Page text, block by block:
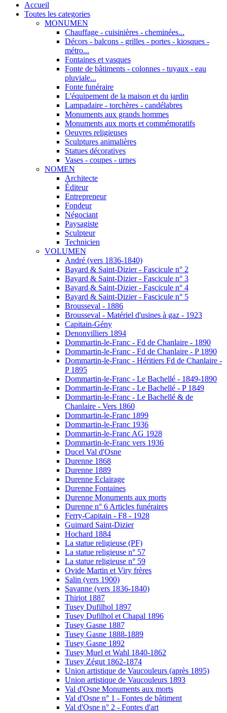
Accueil
Toutes les categories
MONUMEN
Chauffage - cuisinières - cheminées...
Décors - balcons - grilles - portes - kiosques -
métro...
Fontaines et vasques
Fonte de bâtiments - colonnes - tuyaux - eau
pluviale...
Fonte funéraire
L'équipement de la maison et du jardin
Lampadaire - torchères - candélabres
Monuments aux grands hommes
Monuments aux morts et commémoratifs
Oeuvres religieuses
Sculptures animalières
Statues décoratives
Vases - coupes - urnes
NOMEN
Architecte
Éditeur
Entrepreneur
Fondeur
Négociant
Paysagiste
Sculpteur
Technicien
VOLUMEN
André (vers 1836-1840)
Bayard & Saint-Dizier - Fascicule n° 2
Bayard & Saint-Dizier - Fascicule n° 3
Bayard & Saint-Dizier - Fascicule n° 4
Bayard & Saint-Dizier - Fascicule n° 5
Brousseval - 1886
Brousseval - Matériel d'usines à gaz - 1923
Capitain-Gény
Denonvilliers 1894
Dommartin-le-Franc - Fd de Chanlaire - 1890
Dommartin-le-Franc - Fd de Chanlaire - P 1890
Dommartin-le-Franc - Héritiers Fd de Chanlaire -
P 1895
Dommartin-le-Franc - Le Bachellé - 1849-1890
Dommartin-le-Franc - Le Bachellé - P 1849
Dommartin-le-Franc - Le Bachellé & de
Chanlaire - Vers 1860
Dommartin-le-Franc 1899
Dommartin-le-Franc 1936
Dommartin-le-Franc AG 1928
Dommartin-le-Franc vers 1936
Ducel Val d'Osne
Durenne 1868
Durenne 1889
Durenne Eclairage
Durenne Fontaines
Durenne Monuments aux morts
Durenne n° 6 Articles funéraires
Ferry-Capitain - F8 - 1928
Guimard Saint-Dizier
Hochard 1884
La statue religieuse (PF)
La statue religieuse n° 57
La statue religieuse n° 59
Ovide Martin et Viry frères
Salin (vers 1900)
Savanne (vers 1836-1840)
Thiriot 1887
Tusey Dufilhol 1897
Tusey Dufilhol et Chapal 1896
Tusey Gasne 1887
Tusey Gasne 1888-1889
Tusey Gasne 1892
Tusey Muel et Wahl 1840-1862
Tusey Zégut 1862-1874
Union artistique de Vaucouleurs (après 1895)
Union artistique de Vaucouleurs 1893
Val d'Osne Monuments aux morts
Val d'Osne n° 1 - Fontes de bâtiment
Val d'Osne n° 2 - Fontes d'art